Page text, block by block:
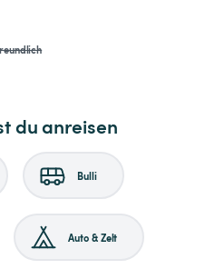
du anreisen
Bulli
Auto & Zelt